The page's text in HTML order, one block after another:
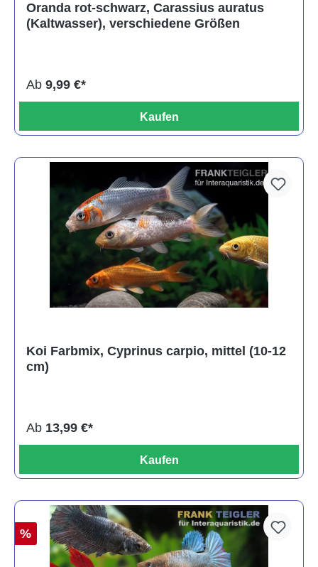
Oranda rot-schwarz, Carassius auratus
(Kaltwasser), verschiedene Größen
Ab 9,99 €*
Kaufen
Koi Farbmix, Cyprinus carpio, mittel (10-12
cm)
Ab 13,99 €*
Kaufen
%